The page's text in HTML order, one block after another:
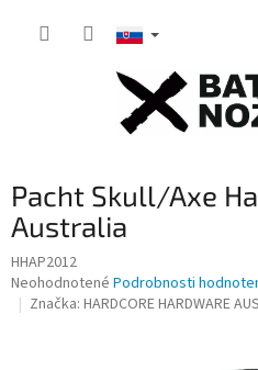
Pacht Skull/Axe
Australia
HHAP2012
Priemerné
hodnotenie
Neohodnotené Podrobnosti
Značka: HARDCORE HARDWARE